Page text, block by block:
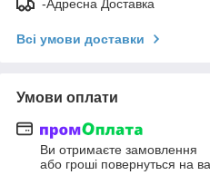
-Адресна Доставка
Всі умови доставки
Умови оплати
Ви отримаєте замовлення
або гроші повернуться на